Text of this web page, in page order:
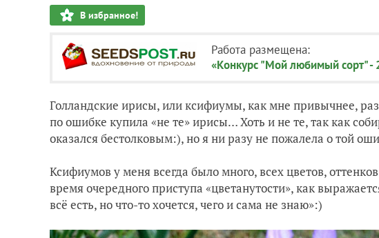
В избранное!
Работа размещена:
«Конкурс "Мой любимый сорт" -
Голландские ирисы, или ксифиумы, как мне привычнее, раз
по ошибке купила «не те» ирисы… Хоть и не те, так как
оказался бестолковым:), но я ни разу не пожалела о той
Ксифиумов у меня всегда было много, всех цветов,
время очередного приступа «цветанутости», как
всё есть, но что-то хочется, чего и сама не знаю»:)